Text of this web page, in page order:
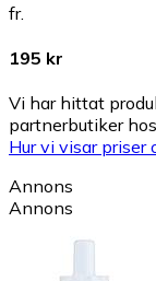
fr.
195 kr
Vi har hittat
partnerbutiker
Hur vi visar priser
Annons
Annons